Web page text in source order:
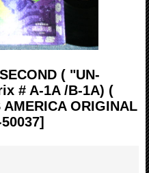
( "UN-
# A-1A /B-1A) (
ORIGINAL